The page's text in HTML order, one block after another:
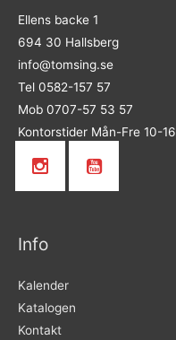
Ellens backe 1
694 30 Hallsberg
info@tomsing.se
Tel 0582-157 57
Mob 0707-57 53 57
Kontorstider Mån-Fre 10-16
Info
Kalender
Katalogen
Kontakt